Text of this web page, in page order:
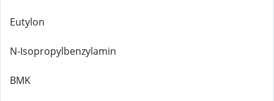
Eutylon
N-Isopropylbenzylamin
BMK